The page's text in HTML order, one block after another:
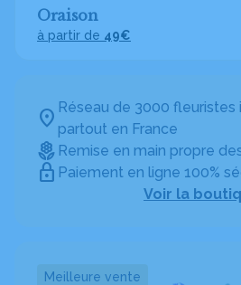
Réseau de 3000 fleuristes
partout en France
Remise en main propre
Paiement en ligne 100%
Voir la
Oraison
à partir de 49€
Meilleure vente